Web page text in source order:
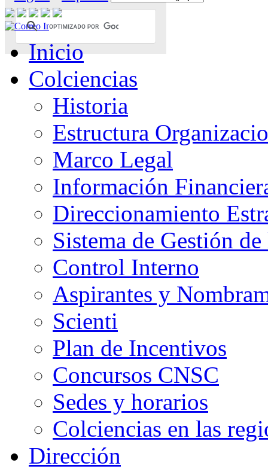
Inicio
Colciencias
Historia
Estructura
Marco Legal
Información
Direccionamiento
Sistema de Gestión
Control Interno
Aspirantes y
Scienti
Plan de Incentivos
Concursos CNSC
Sedes y horarios
Colciencias en las
Dirección